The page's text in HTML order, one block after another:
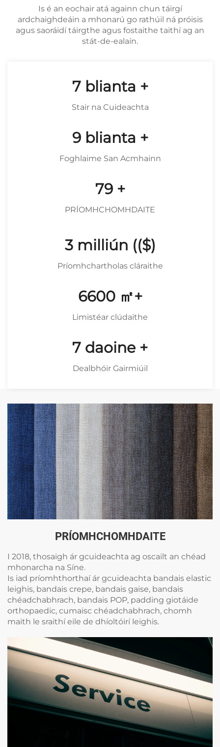
Is é an eochair atá againn chun táirgí
ardchaighdeáin a mhonarú go rathúil ná próisis
agus saoráidí táirgthe agus fostaithe taithí ag an
stát-de-ealaín.
9blianta +
Stair na Cuideachta
12 blianta +
Foghlaime San Acmhainn
106 +
PRÍOMHCHOMHDAITE
4 milliún (($)
Príomhchartholas cláraithe
8867㎡+
Limistéar clúdaithe
9 daoine +
Dealbhóir Gairmiúil
PRÍOMHCHOMHDAITE
I 2018, thosaigh ár gcuideachta ag oscailt an chéad
mhonarcha na Síne.
Is iad príomhthorthaí ár gcuideachta bandais elastic
leighis, bandais crepe, bandais gaise, bandais
chéadchabhrach, bandais POP, padding giotáide
orthopaedic, cumaisc chéadchabhrach, chomh
maith le sraithí eile de dhíoltóirí leighis.